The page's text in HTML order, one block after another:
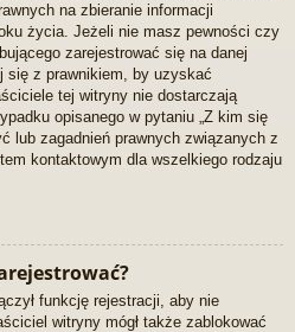
na zbieranie informacji
życia. Jeżeli nie masz pewności czy
zarejestrować się na danej
się z prawnikiem, by uzyskać
tej witryny nie dostarczają
opisanego w pytaniu „Z kim się
lub zagadnień prawnych związanych z
kontaktowym dla wszelkiego rodzaju
funkcję rejestracji, aby nie
witryny mógł także zablokować